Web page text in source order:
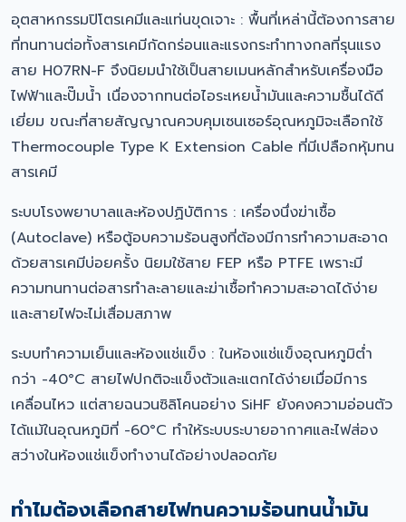
อุตสาหกรรมปิโตรเคมีและแท่นขุดเจาะ : พื้นที่เหล่านี้ต้องการสาย
ที่ทนทานต่อทั้งสารเคมีกัดกร่อนและแรงกระทำทางกลที่รุนแรง
สาย H07RN-F จึงนิยมนำใช้เป็นสายเมนหลักสำหรับเครื่องมือ
ไฟฟ้าและปั๊มน้ำ เนื่องจากทนต่อไอระเหยน้ำมันและความชื้นได้ดี
เยี่ยม ขณะที่สายสัญญาณควบคุมเซนเซอร์อุณหภูมิจะเลือกใช้
Thermocouple Type K Extension Cable ที่มีเปลือกหุ้มทน
สารเคมี
ระบบโรงพยาบาลและห้องปฏิบัติการ : เครื่องนึ่งฆ่าเชื้อ
(Autoclave) หรือตู้อบความร้อนสูงที่ต้องมีการทำความสะอาด
ด้วยสารเคมีบ่อยครั้ง นิยมใช้สาย FEP หรือ PTFE เพราะมี
ความทนทานต่อสารทำละลายและฆ่าเชื้อทำความสะอาดได้ง่าย
และสายไฟจะไม่เสื่อมสภาพ
ระบบทำความเย็นและห้องแช่แข็ง : ในห้องแช่แข็งอุณหภูมิต่ำ
กว่า -40°C สายไฟปกติจะแข็งตัวและแตกได้ง่ายเมื่อมีการ
เคลื่อนไหว แต่สายฉนวนซิลิโคนอย่าง SiHF ยังคงความอ่อนตัว
ได้แม้ในอุณหภูมิที่ -60°C ทำให้ระบบระบายอากาศและไฟส่อง
สว่างในห้องแช่แข็งทำงานได้อย่างปลอดภัย
ทำไมต้องเลือกสายไฟทนความร้อนทนน้ำมัน